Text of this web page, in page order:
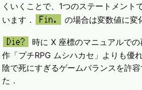
くいくことで、1つのステートメント
います．
Fin. の場合は変数値に変
Die?
時に X 座標のマニュアルで
作「プチRPG ムシハカセ」よりも優
陰で死にすぎるゲームバランスを許
た．